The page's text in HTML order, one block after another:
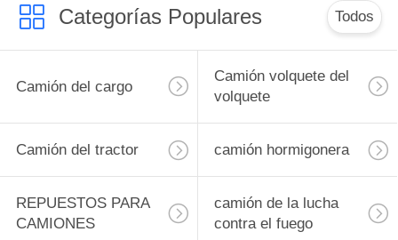
Categorías Populares Todos
Camión del cargo
Camión volquete del
volquete
Camión del tractor camión hormigonera
REPUESTOS PARA
CAMIONES
camión de la lucha
contra el fuego